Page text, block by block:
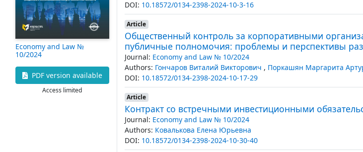
Economy and Law №
10/2024
PDF version available
Access limited
DOI: 10.18572/0134-2398-2024-10-3-16
Article
Общественный контроль за корпоративными
публичные полномочия: проблемы и перспективы
Journal: Economy and Law № 10/2024
Authors: Гончаров Виталий Викторович , Поркашян Маргарита
DOI: 10.18572/0134-2398-2024-10-17-29
Article
Контракт со встречными инвестиционными
Journal: Economy and Law № 10/2024
Authors: Ковалькова Елена Юрьевна
DOI: 10.18572/0134-2398-2024-10-30-40